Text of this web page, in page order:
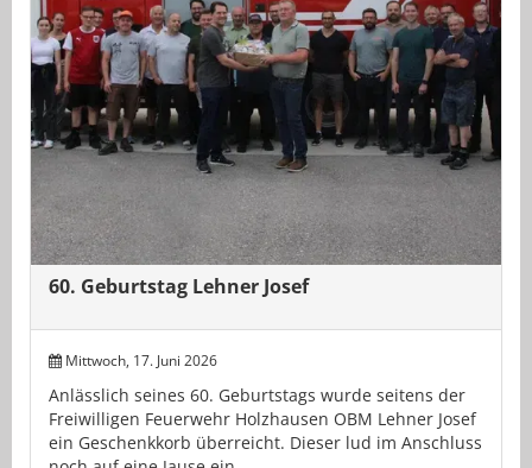
60. Geburtstag Lehner Josef
Mittwoch, 17. Juni 2026
Anlässlich seines 60. Geburtstags wurde seitens der
Freiwilligen Feuerwehr Holzhausen OBM Lehner Josef
ein Geschenkkorb überreicht. Dieser lud im Anschluss